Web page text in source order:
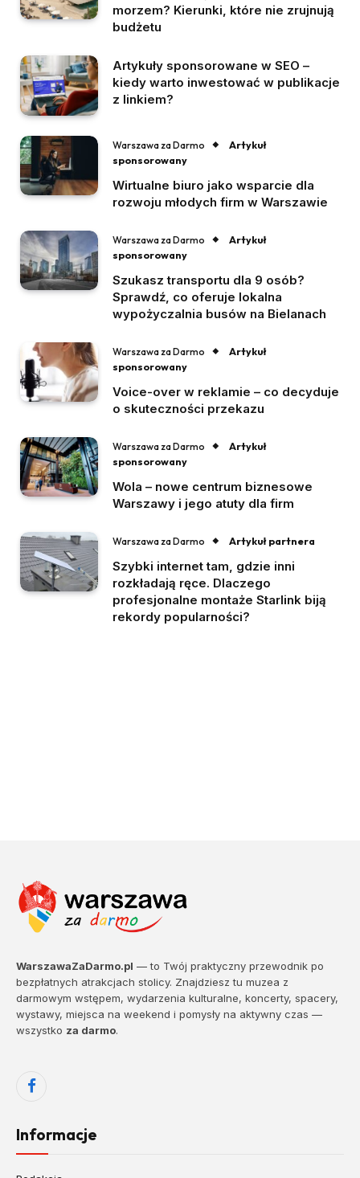
morzem? Kierunki, które nie zrujnują
budżetu
Artykuły sponsorowane w SEO –
kiedy warto inwestować w publikacje
z linkiem?
Warszawa za Darmo
Artykuł
sponsorowany
Wirtualne biuro jako wsparcie dla
rozwoju młodych firm w Warszawie
Warszawa za Darmo
Artykuł
sponsorowany
Szukasz transportu dla 9 osób?
Sprawdź, co oferuje lokalna
wypożyczalnia busów na Bielanach
Warszawa za Darmo
Artykuł
sponsorowany
Voice-over w reklamie – co decyduje
o skuteczności przekazu
Warszawa za Darmo
Artykuł
sponsorowany
Wola – nowe centrum biznesowe
Warszawy i jego atuty dla firm
Warszawa za Darmo Artykuł partnera
Szybki internet tam, gdzie inni
rozkładają ręce. Dlaczego
profesjonalne montaże Starlink biją
rekordy popularności?
WarszawaZaDarmo.pl — to Twój praktyczny przewodnik po
bezpłatnych atrakcjach stolicy. Znajdziesz tu muzea z
darmowym wstępem, wydarzenia kulturalne, koncerty, spacery,
wystawy, miejsca na weekend i pomysły na aktywny czas —
wszystko za darmo.
Facebook
Informacje